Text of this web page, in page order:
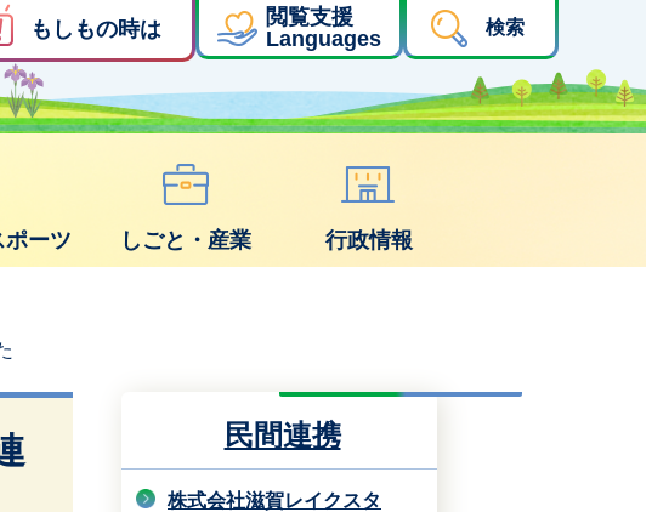
もしもの時は
閲覧支援
Languages
検索
ポーツ しごと・産業 行政情報
民間連携
株式会社滋賀レイクスタ